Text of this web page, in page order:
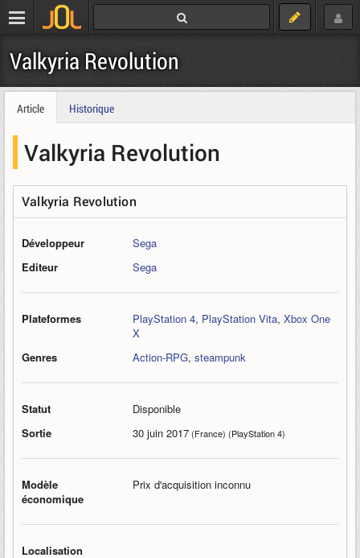
Valkyria Revolution
Article Historique
Valkyria Revolution
Valkyria Revolution
Développeur
Sega
Editeur
Sega
Plateformes PlayStation 4, PlayStation Vita, Xbox One
X
Genres
Action-RPG, steampunk
Statut
Disponible
Sortie
30 juin 2017(France) (PlayStation 4)
Modèle
économique
Prix d'acquisition inconnu
Localisation